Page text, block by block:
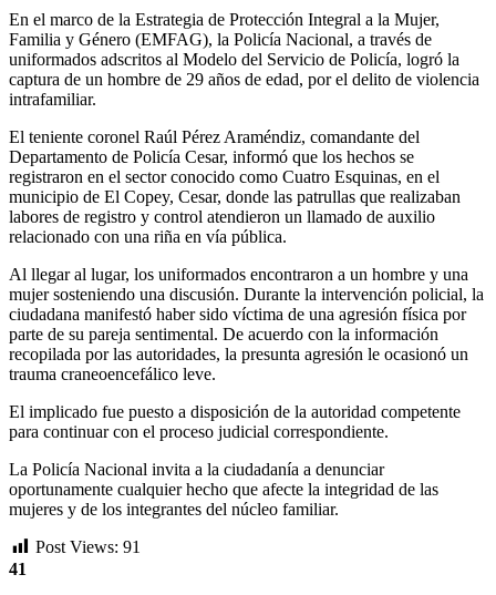
En el marco de la Estrategia de Protección Integral a la Mujer,
Familia y Género (EMFAG), la Policía Nacional, a través de
uniformados adscritos al Modelo del Servicio de Policía, logró la
captura de un hombre de 29 años de edad, por el delito de violencia
intrafamiliar.
El teniente coronel Raúl Pérez Araméndiz, comandante del
Departamento de Policía Cesar, informó que los hechos se
registraron en el sector conocido como Cuatro Esquinas, en el
municipio de El Copey, Cesar, donde las patrullas que realizaban
labores de registro y control atendieron un llamado de auxilio
relacionado con una riña en vía pública.
Al llegar al lugar, los uniformados encontraron a un hombre y una
mujer sosteniendo una discusión. Durante la intervención policial, la
ciudadana manifestó haber sido víctima de una agresión física por
parte de su pareja sentimental. De acuerdo con la información
recopilada por las autoridades, la presunta agresión le ocasionó un
trauma craneoencefálico leve.
El implicado fue puesto a disposición de la autoridad competente
para continuar con el proceso judicial correspondiente.
La Policía Nacional invita a la ciudadanía a denunciar
oportunamente cualquier hecho que afecte la integridad de las
mujeres y de los integrantes del núcleo familiar.
Post Views: 91
41